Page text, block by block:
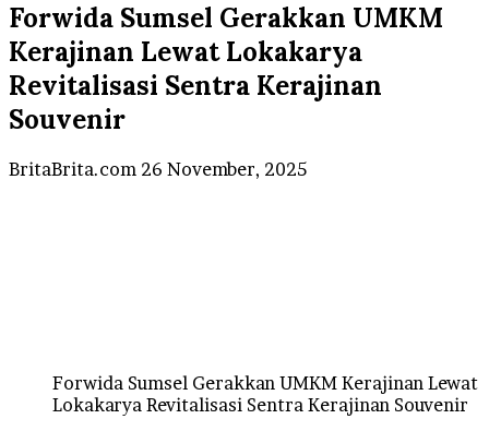
Forwida Sumsel Gerakkan UMKM
Kerajinan Lewat Lokakarya
Revitalisasi Sentra Kerajinan
Souvenir
BritaBrita.com Send
26 November, 2025
Forwida Sumsel Gerakkan UMKM Kerajinan Lewat
Lokakarya Revitalisasi Sentra Kerajinan Souvenir